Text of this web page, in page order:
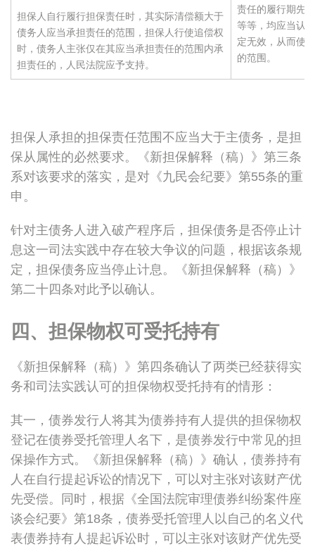
担保人自行履行担保责任时，其实际清偿额大于
债务人应当承担责任的范围，担保人行使追偿权
时，债务人主张仅在其应当承担责任的范围内承
担责任的，人民法院应予支持。
责任的履行期先
等等，均应当认
定无效，从而使
的范围。
担保人承担的担保责任范围不应当大于主债务，是担
保从属性的必然要求。《新担保解释（稿）》第三条
系对该要求的落实，是对《九民会纪要》第55条的重
申。
针对主债务人进入破产程序后，担保债务是否停止计
息这一司法实践中存在较大争议的问题，根据该条规
定，担保债务应当停止计息。《新担保解释（稿）》
第二十四条对此予以确认。
四、担保物权可受托持有
《新担保解释（稿）》第四条确认了两类已经获得实
务和司法实践认可的担保物权受托持有的情形：
其一，债券发行人将其为债券持有人提供的担保物权
登记在债券受托管理人名下，是债券发行中常见的担
保操作方式。《新担保解释（稿）》确认，债券持有
人在自行提起诉讼的情况下，可以对主张对该财产优
先受偿。同时，根据《全国法院审理债券纠纷案件座
谈会纪要》第18条，债券受托管理人以自己的名义代
表债券持有人提起诉讼时，可以主张对该财产优先受